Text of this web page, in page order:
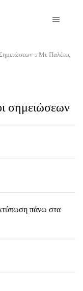
Με Παλέτες
σημειώσεων
πάνω στα